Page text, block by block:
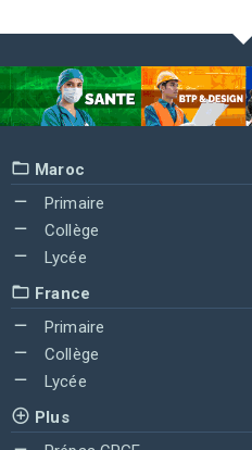
Maroc
Primaire
Collège
Lycée
France
Primaire
Collège
Lycée
Plus